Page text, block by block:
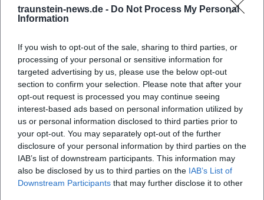
traunstein-news.de - Do Not Process My Personal
Information
If you wish to opt-out of the sale, sharing to third parties, or
processing of your personal or sensitive information for
targeted advertising by us, please use the below opt-out
section to confirm your selection. Please note that after your
opt-out request is processed you may continue seeing
interest-based ads based on personal information utilized by
us or personal information disclosed to third parties prior to
your opt-out. You may separately opt-out of the further
disclosure of your personal information by third parties on the
IAB’s list of downstream participants. This information may
also be disclosed by us to third parties on the IAB’s List of
Downstream Participants that may further disclose it to other
Popkultur
Appelt testet Grenzen – bewusst, kalkuliert, mit dem Risiko
Auftritte zu gesellschaftlichen Resonanzräumen. Seine
Stücke entfalten sich wie kulturkritische Essays in
Stand‑up‑Form: Er verknüpft Rollenklischees, Medienhypes
und Lebenswirklichkeit, kollagiert sie mit Überzeichnung
und wendet dann den Blick auf die menschliche Schwäche
– sein eigentlicher „Hook“. Als erfahrener Bühnenarbeiter
nutzt er die Dynamik der Live‑Situation: Lachen als
kollektive Katharsis, Provokation als dramaturgischer
Effekt, Versöhnung im Ausklang.
Releases, Bücher und eine überraschende „Single“
Neben den Bühnenalben veröffentlichte Appelt 2008 das